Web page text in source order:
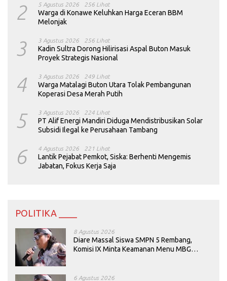
2 5 Agustus 2026 256 Lihat
Warga di Konawe Keluhkan Harga Eceran BBM
Melonjak
3 3 Agustus 2026 256 Lihat
Kadin Sultra Dorong Hilirisasi Aspal Buton Masuk
Proyek Strategis Nasional
4 3 Agustus 2026 249 Lihat
Warga Matalagi Buton Utara Tolak Pembangunan
Koperasi Desa Merah Putih
5 3 Agustus 2026 224 Lihat
PT Alif Energi Mandiri Diduga Mendistribusikan Solar
Subsidi Ilegal ke Perusahaan Tambang
6 4 Agustus 2026 221 Lihat
Lantik Pejabat Pemkot, Siska: Berhenti Mengemis
Jabatan, Fokus Kerja Saja
POLITIKA ____
8 Agustus 2026
Diare Massal Siswa SMPN 5 Rembang,
Komisi IX Minta Keamanan Menu MBG
6 Agustus 2026